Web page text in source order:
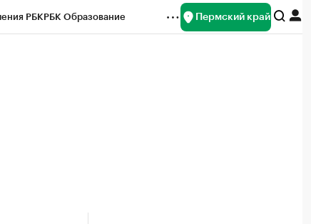
РБКРБК Образование Пермский край